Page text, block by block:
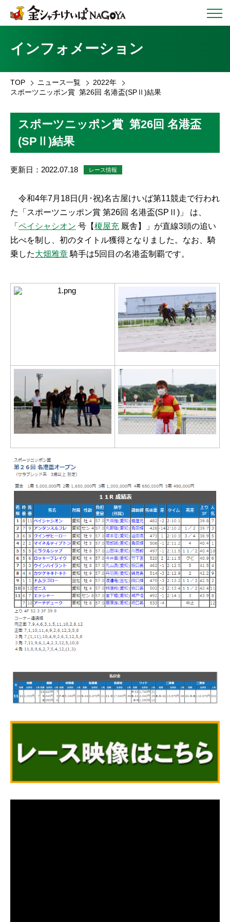
インフォメーション
TOP ニュース一覧
2022年
スポーツニッポン賞 第26回 名港盃(SPⅡ)結果
スポーツニッポン賞 第26回 名港盃
(SPⅡ)結果
更新日：2022.07.18 レース情報
令和4年7月18日(月･祝)名古屋けいば第11競走で行われ
た「スポーツニッポン賞 第26回 名港盃(SPⅡ)」 は、
「 ペイシャシオン 号【榎屋充 厩舎】」が直線3頭の追い
比べを制し、初のタイトル獲得となりました。なお、騎
乗した大畑雅章 騎手は5回目の名港盃制覇です。